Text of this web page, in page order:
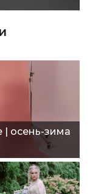
| осень-зима